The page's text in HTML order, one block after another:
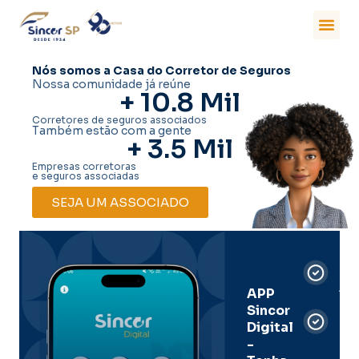
Nós somos a Casa do Corretor de Seguros
Nossa comunidade já reúne
+ 10.8 Mil
Corretores de seguros associados
Também estão com a gente
+ 3.5 Mil
Empresas corretoras
e seguros associadas
SEJA UM ASSOCIADO
APP
Sincor
Digital
-